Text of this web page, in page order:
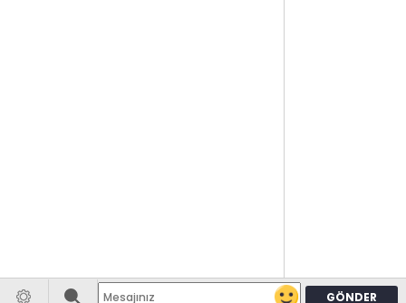
GÖNDER